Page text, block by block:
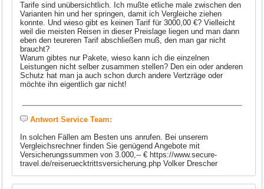
Tarife sind unübersichtlich. Ich mußte etliche male zwischen den
Varianten hin und her springen, damit ich Vergleiche ziehen
konnte. Und wieso gibt es keinen Tarif für 3000,00 €? Vielleicht
weil die meisten Reisen in dieser Preislage liegen und man dann
eben den teureren Tarif abschließen muß, den man gar nicht
braucht?
Warum gibtes nur Pakete, wieso kann ich die einzelnen
Leistungen nicht selber zusammen stellen? Den ein oder anderen
Schutz hat man ja auch schon durch andere Vertzräge oder
möchte ihn eigentlich gar nicht!
Antwort Service Team:
In solchen Fällen am Besten uns anrufen. Bei unserem
Vergleichsrechner finden Sie genügend Angebote mit
Versicherungssummen von 3.000,-- € https://www.secure-
travel.de/reiseruecktrittsversicherung.php Volker Drescher